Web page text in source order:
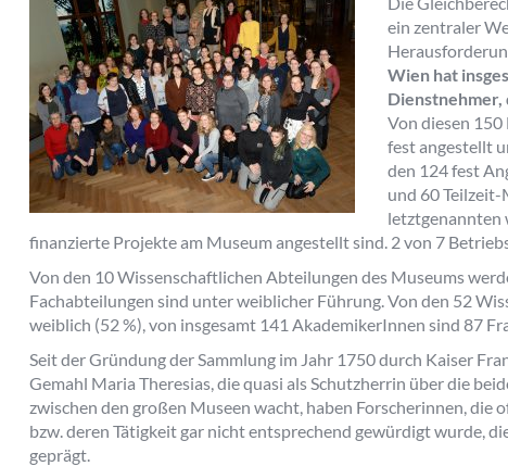
ein zentraler
Wien hat
Dienstnehmer,
Von diesen
fest angestellt
den 124 fest
und 60
letztgenannten
finanzierte Projekte am Museum angestellt sind. 2 von 7
Von den 10 Wissenschaftlichen Abteilungen des Museums
Fachabteilungen sind unter weiblicher Führung. Von den 52
weiblich (52 %), von insgesamt 141 AkademikerInnen sind 87
Seit der Gründung der Sammlung im Jahr 1750 durch Kaiser
Gemahl Maria Theresias, die quasi als Schutzherrin über die
zwischen den großen Museen wacht, haben Forscherinnen, die
bzw. deren Tätigkeit gar nicht entsprechend gewürdigt wurde,
geprägt.